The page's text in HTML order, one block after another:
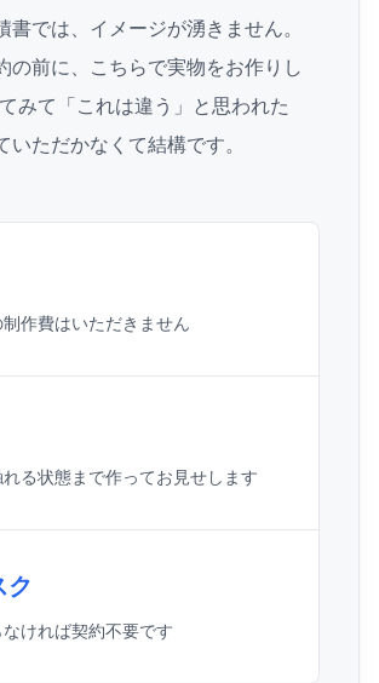
書では、イメージが湧きません。
の前に、こちらで実物をお作りし
みて「これは違う」と思われた
いただかなくて結構です。
作費はいただきません
る状態まで作ってお見せします
ク
ければ契約不要です